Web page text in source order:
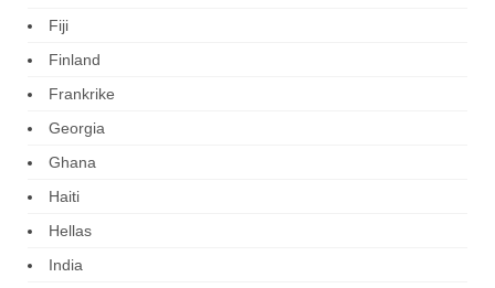
Fiji
Finland
Frankrike
Georgia
Ghana
Haiti
Hellas
India